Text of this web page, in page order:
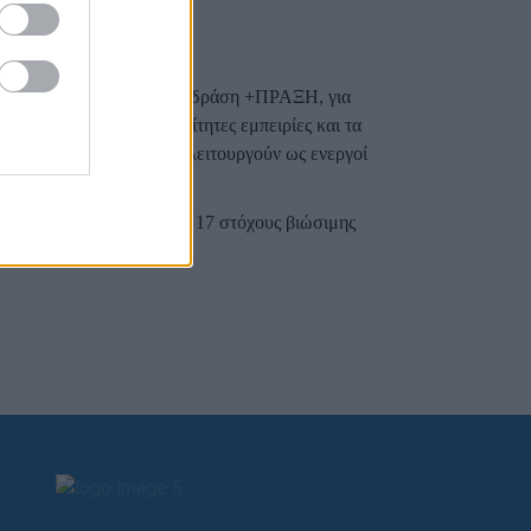
Δικτύου, δηλαδή η δράση +ΠΡΑΞΗ, για
τέλος, τις απαραίτητες εμπειρίες και τα
να σκέφτονται και να λειτουργούν ως ενεργοί
τον δεύτερο από τους 17 στόχους βιώσιμης